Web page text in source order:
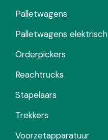
Palletwagens
Palletwagens elektrisch
Orderpickers
Reachtrucks
Stapelaars
Trekkers
Voorzetapparatuur